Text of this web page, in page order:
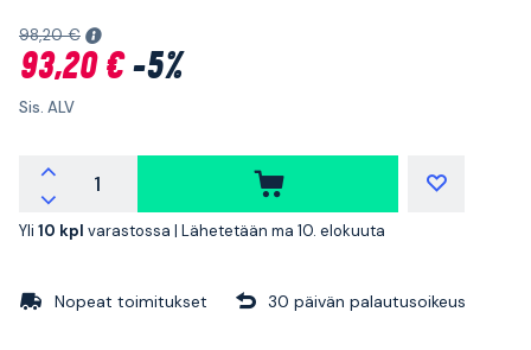
98,20 €
93,20 €-5%
Sis. ALV
Yli 10 kpl varastossa | Lähetetään ma 10. elokuuta
Nopeat toimitukset 30 päivän palautusoikeus